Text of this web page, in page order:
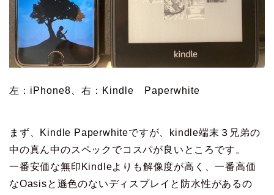
左：iPhone8、右：Kindle Paperwhite
まず、Kindle Paperwhiteですが、kindle端末３兄弟の
中の真ん中のスペックでコスパが良いところです。
一番安価な無印Kindleよりも解像度が高く、一番高価
なOasisと遜色のないディスプレイと防水性があるの